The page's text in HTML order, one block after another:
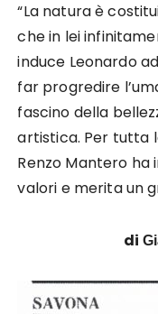
“La natura è
che in lei
induce Leonardo
far progredire
fascino della
artistica. Per tutta
Renzo Mantero
valori e merita un
di